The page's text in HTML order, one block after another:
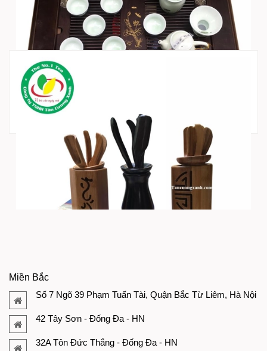
Bàn Trà Gỗ Cao Cấp
150.000₫
Dụng Cụ Pha Trà
Miền Bắc
Số 7 Ngõ 39 Phạm Tuấn Tài, Quận Bắc Từ Liêm, Hà Nội
42 Tây Sơn - Đống Đa - HN
32A Tôn Đức Thắng - Đống Đa - HN